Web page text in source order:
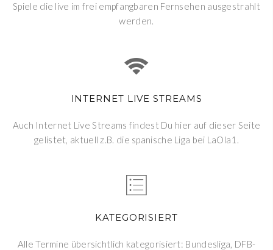
Spiele die live im frei empfangbaren Fernsehen ausgestrahlt
werden.
INTERNET LIVE STREAMS
Auch Internet Live Streams findest Du hier auf dieser Seite
gelistet, aktuell z.B. die spanische Liga bei LaOla1.
KATEGORISIERT
Alle Termine übersichtlich kategorisiert: Bundesliga, DFB-